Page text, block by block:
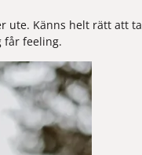
ute. Känns helt rätt att ta
får feeling.